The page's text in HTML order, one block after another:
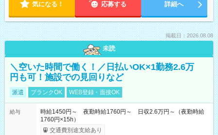
気になる！ 応募する 詳細へ
掲載日：2026.08.08
未読
＼空いた時間で働く！／日払いOK×1勤務2.6万
円も可！施設での見回りなど
派遣 ブランクOK WEB登録・面接OK
給与
時給1450円～ 夜勤時給1760円～ 日収2.6万円～（夜勤時給
1760円×15h）
交通費別途支給あり